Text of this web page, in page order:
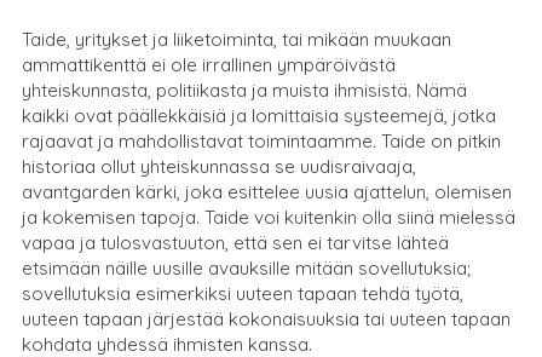
Taide, yritykset ja liiketoiminta, tai mikään muukaan
ammattikenttä ei ole irrallinen ympäröivästä
yhteiskunnasta, politiikasta ja muista ihmisistä. Nämä
kaikki ovat päällekkäisiä ja lomittaisia systeemejä, jotka
rajaavat ja mahdollistavat toimintaamme. Taide on pitkin
historiaa ollut yhteiskunnassa se uudisraivaaja,
avantgarden kärki, joka esittelee uusia ajattelun, olemisen
ja kokemisen tapoja. Taide voi kuitenkin olla siinä mielessä
vapaa ja tulosvastuuton, että sen ei tarvitse lähteä
etsimään näille uusille avauksille mitään sovellutuksia;
sovellutuksia esimerkiksi uuteen tapaan tehdä työtä,
uuteen tapaan järjestää kokonaisuuksia tai uuteen tapaan
kohdata yhdessä ihmisten kanssa.